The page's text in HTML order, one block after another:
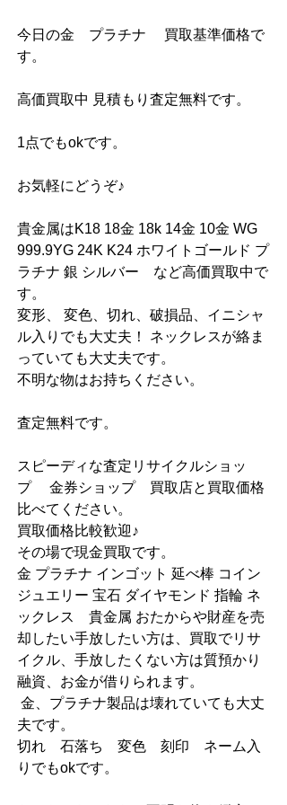
今日の金　プラチナ　 買取基準価格で
す。
高価買取中 見積もり査定無料です。
1点でもokです。
お気軽にどうぞ♪
貴金属はK18 18金 18k 14金 10金 WG
999.9YG 24K K24 ホワイトゴールド プ
ラチナ 銀 シルバー　など高価買取中で
す。
変形、 変色、切れ、破損品、イニシャ
ル入りでも大丈夫！ ネックレスが絡ま
っていても大丈夫です。
不明な物はお持ちください。
査定無料です。
スピーディな査定リサイクルショッ
プ　 金券ショップ　買取店と買取価格
比べてください。
買取価格比較歓迎♪
その場で現金買取です。
金 プラチナ インゴット 延べ棒 コイン
ジュエリー 宝石 ダイヤモンド 指輪 ネ
ックレス　貴金属 おたからや財産を売
却したい手放したい方は、買取でリサ
イクル、手放したくない方は質預かり
融資、お金が借りられます。
金、プラチナ製品は壊れていても大丈
夫です。
切れ　石落ち　変色　刻印　ネーム入
りでもokです。